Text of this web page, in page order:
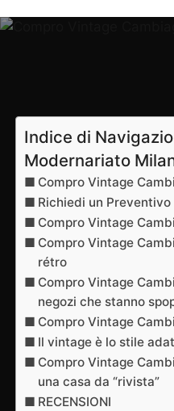
Indice di
Modernariato
Compro Vintage
Richiedi un Preventivo
Compro Vintage
Compro Vintage
rétro
Compro Vintage
negozi che stanno
Compro Vintage
Il vintage è lo stile
Compro Vintage
una casa da “rivista”
RECENSIONI